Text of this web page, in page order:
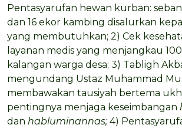
Pentasyarufan hewan kurban:
dan 16 ekor kambing disalurkan
yang membutuhkan; 2) Cek
layanan medis yang menjangkau
kalangan warga desa; 3) Tabligh
mengundang Ustaz Muhammad
membawakan tausiyah bertema
pentingnya menjaga keseimbangan
dan habluminannas;4)